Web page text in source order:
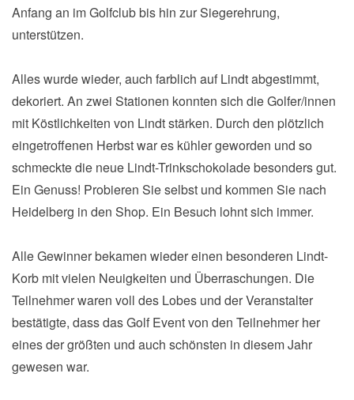
Anfang an im Golfclub bis hin zur Siegerehrung,
unterstützen.
Alles wurde wieder, auch farblich auf Lindt abgestimmt,
dekoriert. An zwei Stationen konnten sich die Golfer/innen
mit Köstlichkeiten von Lindt stärken. Durch den plötzlich
eingetroffenen Herbst war es kühler geworden und so
schmeckte die neue Lindt-Trinkschokolade besonders gut.
Ein Genuss! Probieren Sie selbst und kommen Sie nach
Heidelberg in den Shop. Ein Besuch lohnt sich immer.
Alle Gewinner bekamen wieder einen besonderen Lindt-
Korb mit vielen Neuigkeiten und Überraschungen. Die
Teilnehmer waren voll des Lobes und der Veranstalter
bestätigte, dass das Golf Event von den Teilnehmer her
eines der größten und auch schönsten in diesem Jahr
gewesen war.